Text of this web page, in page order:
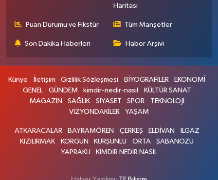
Haritası
Puan Durumu ve Fikstür Tüm Manşetler
Son Dakika Haberleri Haber Arşivi
Künye İletişim Gizlilik Sözleşmesi BİYOGRAFİLER
EKONOMİ
GENEL
GÜNDEM kimdir-nedir-nasil
KÜLTÜR SANAT
MAGAZİN
SAĞLIK SİYASET SPOR
TEKNOLOJİ
VİZYONDAKİLER
YAŞAM
ATKARACALAR BAYRAMÖREN ÇERKEŞ ELDİVAN
ILGAZ
KIZILIRMAK
KORGUN KURŞUNLU ORTA
ŞABANÖZÜ
YAPRAKLI
KİMDİR NEDİR NASIL